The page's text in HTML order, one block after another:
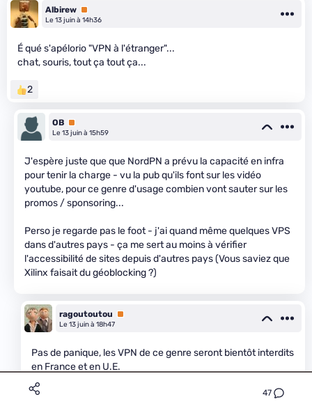
47
Albirew Premium
Le 13 juin à 14h36
É qué s'apélorio "VPN à l'étranger"...
chat, souris, tout ça tout ça...
2
OB Premium
Le 13 juin à 15h59
J'espère juste que que NordPN a prévu la capacité en infra
pour tenir la charge - vu la pub qu'ils font sur les vidéo
youtube, pour ce genre d'usage combien vont sauter sur les
promos / sponsoring...
Perso je regarde pas le foot - j'ai quand même quelques VPS
dans d'autres pays - ça me sert au moins à vérifier
l'accessibilité de sites depuis d'autres pays (Vous saviez que
Xilinx faisait du géoblocking ?)
ragoutoutou
Premium
Le 13 juin à 18h47
Pas de panique, les VPN de ce genre seront bientôt interdits
en France et en U.E.